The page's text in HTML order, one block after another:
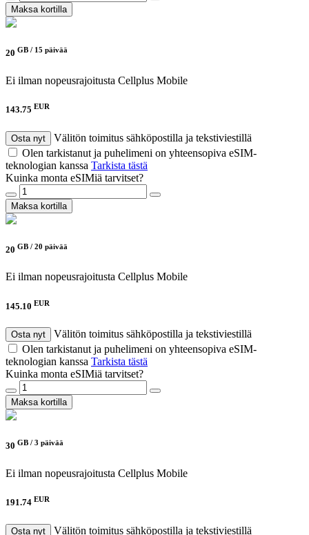
Maksa kortilla
20 GB / 15 päivää
Ei ilman nopeusrajoitusta Cellplus Mobile
143.75 EUR
Osta nyt
Välitön toimitus sähköpostilla ja tekstiviestillä
Olen tarkistanut ja puhelimeni on yhteensopiva eSIM-
teknologian kanssa Tarkista tästä
Kuinka monta eSIMiä tarvitset?
Maksa kortilla
20 GB / 20 päivää
Ei ilman nopeusrajoitusta Cellplus Mobile
145.10 EUR
Osta nyt
Välitön toimitus sähköpostilla ja tekstiviestillä
Olen tarkistanut ja puhelimeni on yhteensopiva eSIM-
teknologian kanssa Tarkista tästä
Kuinka monta eSIMiä tarvitset?
Maksa kortilla
30 GB / 3 päivää
Ei ilman nopeusrajoitusta Cellplus Mobile
191.74 EUR
Osta nyt
Välitön toimitus sähköpostilla ja tekstiviestillä